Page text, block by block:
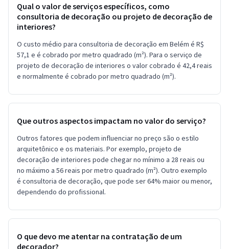
Qual o valor de serviços específicos, como
consultoria de decoração ou projeto de decoração de
interiores?
O custo médio para consultoria de decoração em Belém é R$
57,1 e é cobrado por metro quadrado (m²). Para o serviço de
projeto de decoração de interiores o valor cobrado é 42,4 reais
e normalmente é cobrado por metro quadrado (m²).
Que outros aspectos impactam no valor do serviço?
Outros fatores que podem influenciar no preço são o estilo
arquitetônico e os materiais. Por exemplo, projeto de
decoração de interiores pode chegar no mínimo a 28 reais ou
no máximo a 56 reais por metro quadrado (m²). Outro exemplo
é consultoria de decoração, que pode ser 64% maior ou menor,
dependendo do profissional.
O que devo me atentar na contratação de um
decorador?